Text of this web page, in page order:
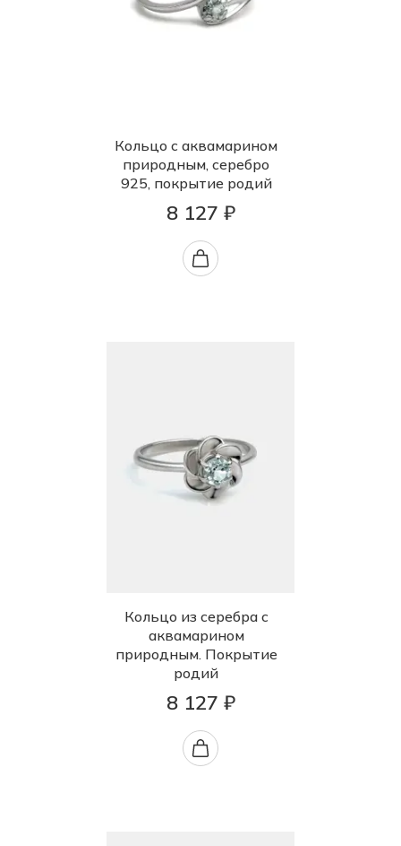
Кольцо с аквамарином
природным, серебро
925, покрытие родий
8 127 ₽
Кольцо из серебра с
аквамарином
природным. Покрытие
родий
8 127 ₽